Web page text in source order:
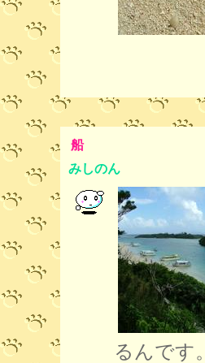
船
みしのん
るんです。